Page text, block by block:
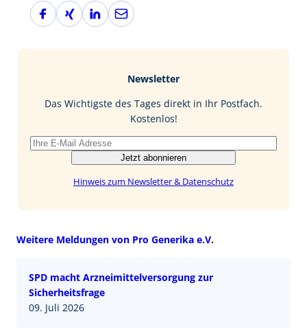
F
a
X
i
L
i
I
E
-
Newsletter
Das Wichtigste des Tages direkt in Ihr Postfach.
Kostenlos!
Jetzt abonnieren
Hinweis zum Newsletter & Datenschutz
Weitere Meldungen von Pro Generika e.V.
SPD macht Arzneimittelversorgung zur
Sicherheitsfrage
09. Juli 2026